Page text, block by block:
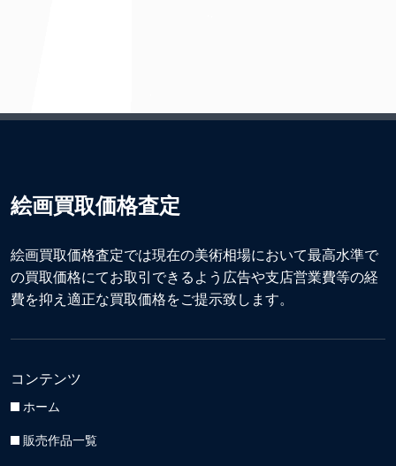
絵画買取価格査定
絵画買取価格査定では現在の美術相場において最高水準で
の買取価格にてお取引できるよう広告や支店営業費等の経
費を抑え適正な買取価格をご提示致します。
コンテンツ
ホーム
販売作品一覧